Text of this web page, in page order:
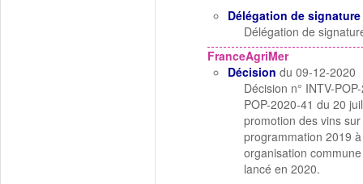
Délégation de signature
Délégation de
FranceAgriMer
Décision du 09-12-2020
Décision n° INTV-
POP-2020-41 du 20
promotion des vins
programmation 2019
organisation
lancé en 2020.